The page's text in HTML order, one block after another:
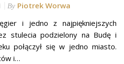
By Piotrek Worwa
i jedno z najpiękniejszych
stulecia podzielony na Budę i
połączył się w jedno miasto.
i…